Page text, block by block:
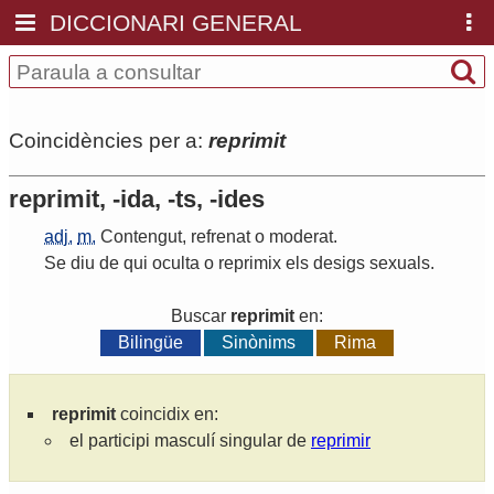
DICCIONARI GENERAL
Coincidències per a: reprimit
reprimit, -ida, -ts, -ides
adj. m. Contengut, refrenat o moderat.
Se diu de qui oculta o reprimix els desigs sexuals.
Buscar reprimit en:
Bilingüe
Sinònims Rima
reprimit coincidix en:
el participi masculí singular de reprimir